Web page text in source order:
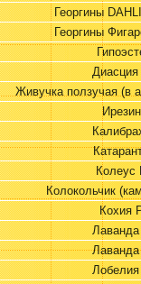
Георгины
Георгины
Живучка ползучая (в
Колеус
Колокольчик
Кохия